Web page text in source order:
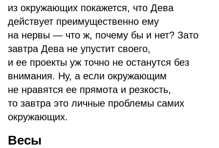
из окружающих покажется, что Дева
действует преимущественно ему
на нервы — что ж, почему бы и нет? Зато
завтра Дева не упустит своего,
и ее проекты уж точно не останутся без
внимания. Ну, а если окружающим
не нравятся ее прямота и резкость,
то завтра это личные проблемы самих
окружающих.
Весы